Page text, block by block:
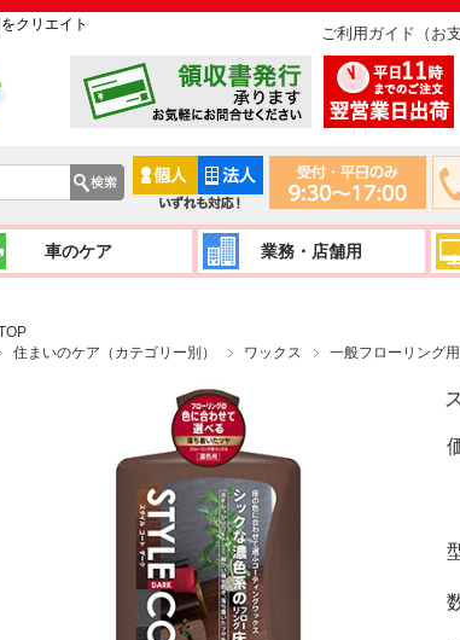
クリエイト
車のケア 業務・店舗用
ご利用ガイド（お
住まいのケア（カテゴリー別）
ワックス 一般フローリング用